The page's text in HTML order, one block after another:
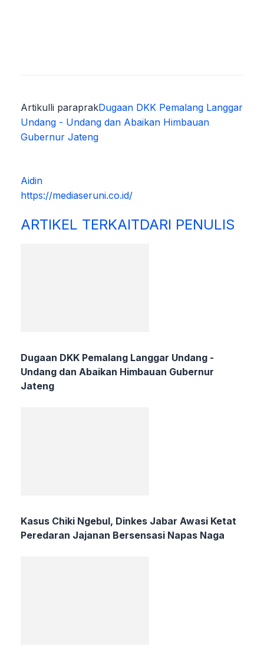
Artikulli paraprakDugaan DKK Pemalang Langgar
Undang - Undang dan Abaikan Himbauan
Gubernur Jateng
Aidin
https://mediaseruni.co.id/
ARTIKEL TERKAITDARI PENULIS
Dugaan DKK Pemalang Langgar Undang -
Undang dan Abaikan Himbauan Gubernur
Jateng
Kasus Chiki Ngebul, Dinkes Jabar Awasi Ketat
Peredaran Jajanan Bersensasi Napas Naga